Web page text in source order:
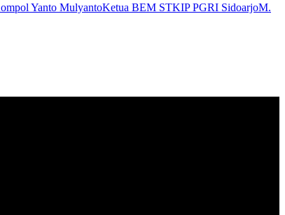
Yanto MulyantoKetua BEM STKIP PGRI SidoarjoM.